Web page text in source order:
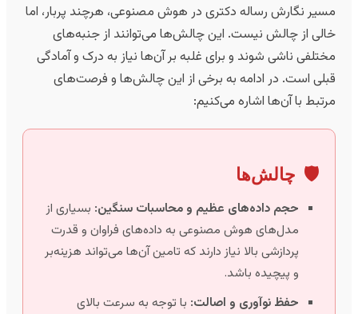
نگارش رساله دکتری در هوش مصنوعی، هرچند پربار، اما
از چالش نیست. این چالش‌ها می‌توانند از جنبه‌های
ناشی شوند و برای غلبه بر آن‌ها نیاز به درک و آمادگی
است. در ادامه به برخی از این چالش‌ها و فرصت‌های
با آن‌ها اشاره می‌کنیم:
چالش‌ها
حجم داده‌های عظیم و محاسبات سنگین:بسیاری از
مدل‌های هوش مصنوعی به داده‌های فراوان و قدرت
پردازشی بالا نیاز دارند که تامین آن‌ها می‌تواند هزینه‌بر
و پیچیده باشد.
حفظ نوآوری و اصالت:با توجه به سرعت بالای